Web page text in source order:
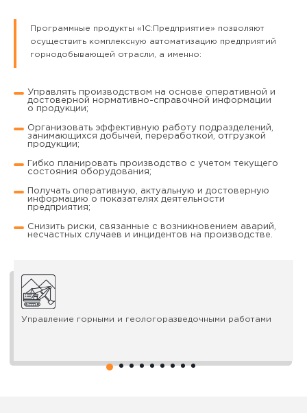
Программные продукты «1С:Предприятие» позволяют
осуществить комплексную автоматизацию предприятий
горнодобывающей отрасли, а именно:
Управлять производством на основе оперативной и
достоверной нормативно-справочной информации
о продукции;
Организовать эффективную работу подразделений,
занимающихся добычей, переработкой, отгрузкой
продукции;
Гибко планировать производство с учетом текущего
состояния оборудования;
Получать оперативную, актуальную и достоверную
информацию о показателях деятельности
предприятия;
Снизить риски, связанные с возникновением аварий,
несчастных случаев и инцидентов на производстве.
Управление горными и геологоразведочными работами
2 3 4 5 6 7 8 9